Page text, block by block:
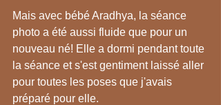
Mais avec bébé Aradhya, la séance
photo a été aussi fluide que pour un
nouveau né! Elle a dormi pendant toute
la séance et s'est gentiment laissé aller
pour toutes les poses que j'avais
préparé pour elle.